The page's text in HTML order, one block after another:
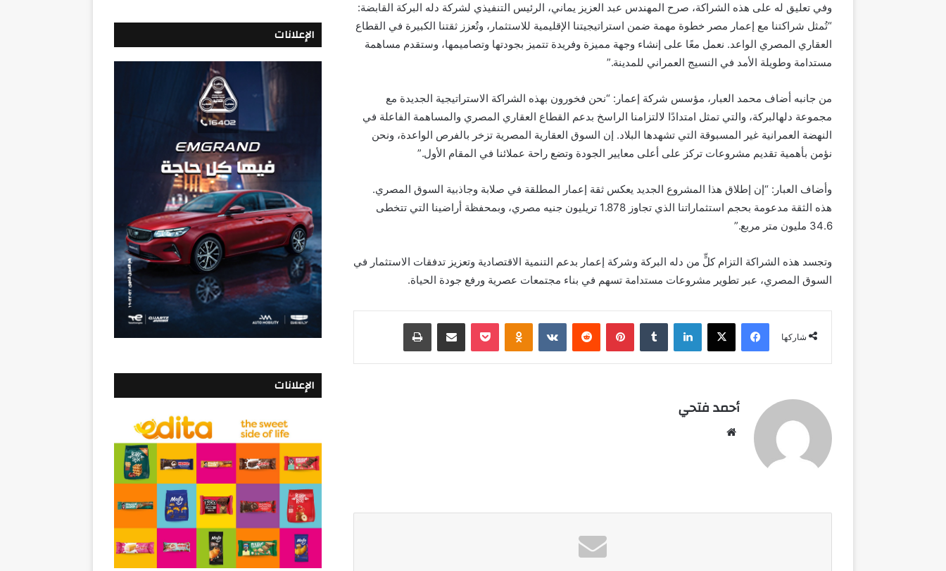
وفي تعليق له على هذه الشراكة، صرح المهندس عبد العزيز يماني، الرئيس التنفيذي لشركة دله البركة القابضة:
“تُمثل شراكتنا مع إعمار مصر خطوة مهمة ضمن استراتيجيتنا الإقليمية للاستثمار، وتُعزز ثقتنا الكبيرة في القطاع
العقاري المصري الواعد. نعمل معًا على إنشاء وجهة مميزة وفريدة تتميز بجودتها وتصاميمها، وستقدم مساهمة
مستدامة وطويلة الأمد في النسيج العمراني للمدينة.”
من جانبه أضاف محمد العبار، مؤسس شركة إعمار :
“نحن فخورون بهذه الشراكة الاستراتيجية الجديدة مع
مجموعة دلهالبركة، والتي تمثل امتدادًا لالتزامنا الراسخ بدعم القطاع العقاري المصري والمساهمة الفاعلة في
النهضة العمرانية غير المسبوقة التي تشهدها البلاد. إن السوق العقارية المصرية تزخر بالفرص الواعدة، ونحن
نؤمن بأهمية تقديم مشروعات تركز على أعلى معايير الجودة وتضع راحة عملائنا في المقام الأول.”
وأضاف العبار: “إن إطلاق هذا المشروع الجديد يعكس ثقة إعمار المطلقة في صلابة وجاذبية السوق المصري.
هذه الثقة مدعومة بحجم استثماراتنا الذي تجاوز 1.878 تريليون جنيه مصري، وبمحفظة أراضينا التي تتخطى
34.6 مليون متر مربع
.”
وتجسد هذه الشراكة التزام كلٍّ من دله البركة وشركة إعمار بدعم التنمية الاقتصادية وتعزيز تدفقات الاستثمار في
السوق المصري، عبر تطوير مشروعات مستدامة تسهم في بناء مجتمعات عصرية ورفع جودة الحياة.
شاركها
فيسبوك ‫X لينكدإن بينتيريست Odnoklassniki
‫Pocket مشاركة عبر البريد طباعة
أحمد فتحي
الإعلانات
الإعلانات